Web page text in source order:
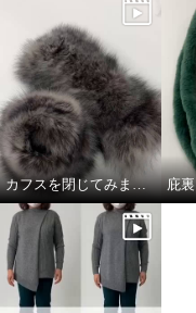
カフスを閉じてみました